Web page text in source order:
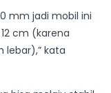
mm jadi mobil ini
cm (karena
lebar),” kata